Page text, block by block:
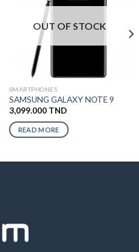
OUT OF STOCK
SMARTPHONES
SAMSUNG GALAXY NOTE 9
3,099.000 TND
READ MORE